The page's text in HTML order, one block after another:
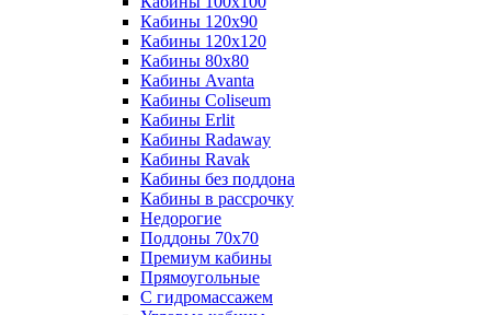
Кабины 120x90
Кабины 120х120
Кабины 80х80
Кабины Avanta
Кабины Coliseum
Кабины Erlit
Кабины Radaway
Кабины Ravak
Кабины без поддона
Кабины в рассрочку
Недорогие
Поддоны 70x70
Премиум кабины
Прямоугольные
С гидромассажем